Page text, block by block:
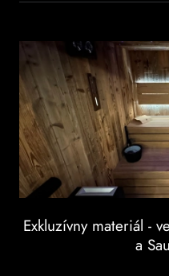
Exkluzívny materiál -
a